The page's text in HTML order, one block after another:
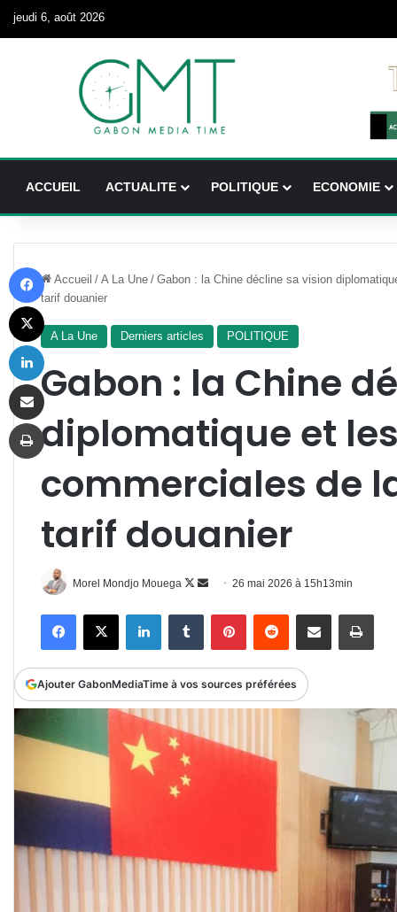
jeudi 6, août 2026
ACCUEIL ACTUALITE POLITIQUE ECONOMIE
Accueil / A La Une / Gabon : la Chine décline sa vision
tarif douanier
A La Une Derniers articles POLITIQUE
Gabon : la Chine
diplomatique et
commerciales de
tarif douanier
Morel Mondjo Mouega
Follow
Envoyer
courriel
26 mai 2026 à 15h13min
FacebookX LinkedinTumblr PinterestReddit Partager par email
Ajouter GabonMediaTime à vos sources préférées
X
Linkedin
Partager par email
Imprimer